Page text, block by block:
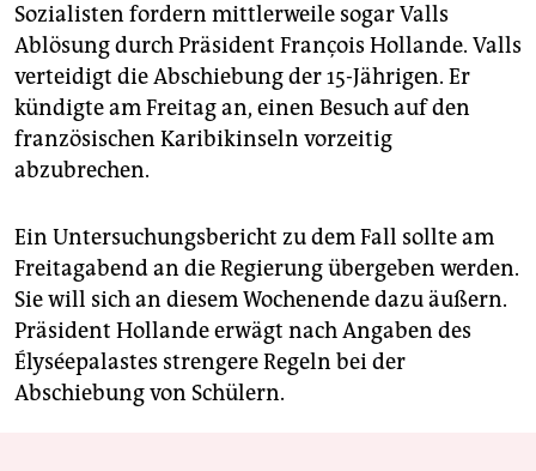
Sozialisten fordern mittlerweile sogar Valls
Ablösung durch Präsident François Hollande. Valls
verteidigt die Abschiebung der 15-Jährigen. Er
kündigte am Freitag an, einen Besuch auf den
französischen Karibikinseln vorzeitig
abzubrechen.
Ein Untersuchungsbericht zu dem Fall sollte am
Freitagabend an die Regierung übergeben werden.
Sie will sich an diesem Wochenende dazu äußern.
Präsident Hollande erwägt nach Angaben des
Élyséepalastes strengere Regeln bei der
Abschiebung von Schülern.